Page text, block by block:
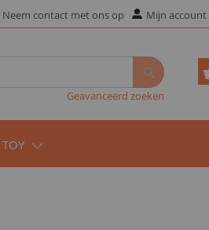
Neem contact met ons op Mijn account
Geavanceerd zoeken
TOY